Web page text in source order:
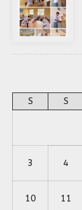
S S
3 4
10 11